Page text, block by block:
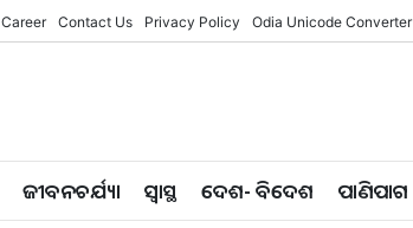
Career Contact Us Privacy Policy Odia Unicode Converter
ଜୀବନଚର୍ଯ୍ୟା ସ୍ୱାସ୍ଥ ଦେଶ- ବିଦେଶ ପାଣିପାଗ